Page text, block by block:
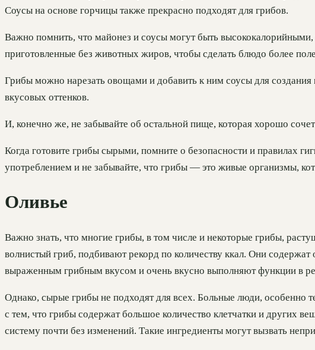
Соусы на основе горчицы также прекрасно подходят для грибов.
Важно помнить, что майонез и соусы могут быть
приготовленные без животных жиров, чтобы сделать блюдо более
Грибы можно нарезать овощами и добавить к ним соусы для
вкусовых оттенков.
И, конечно же, не забывайте об остальной пище, которая хорошо
Когда готовите грибы сырыми, помните о безопасности и правилах
употреблением и не забывайте, что грибы — это живые организмы,
Оливье
Важно знать, что многие грибы, в том числе и некоторые грибы,
волнистый гриб, подбивают рекорд по количеству ккал. Они
выраженным грибным вкусом и очень вкусно выполняют функции в
Однако, сырые грибы не подходят для всех. Больные люди, особенно
с тем, что грибы содержат большое количество клетчатки и других
систему почти без изменений. Такие ингредиенты могут вызвать